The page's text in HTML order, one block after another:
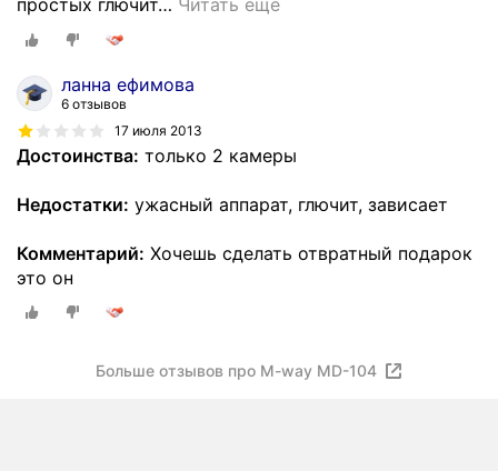
простых глючит… Читать ещё
ланна ефимова
6 отзывов
17 июля 2013
Достоинства: только 2 камеры
Недостатки: ужасный аппарат, глючит, зависает
Комментарий: Хочешь сделать отвратный подарок
это он
Больше отзывов про M-way MD-104